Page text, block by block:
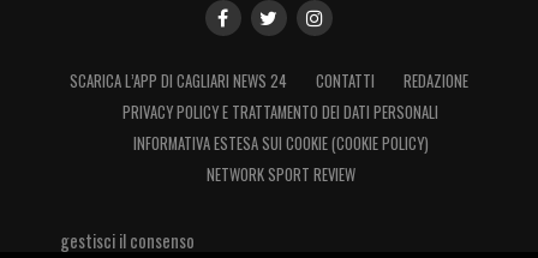
SCARICA L’APP DI CAGLIARI NEWS 24 CONTATTI
REDAZIONE
PRIVACY POLICY E TRATTAMENTO DEI DATI PERSONALI
INFORMATIVA ESTESA SUI COOKIE (COOKIE POLICY)
NETWORK SPORT REVIEW
gestisci il consenso